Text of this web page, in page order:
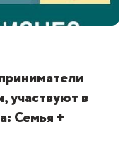
участвуют в
Семья +